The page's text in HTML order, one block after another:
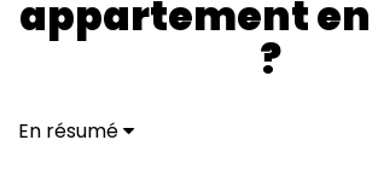
appartement en
?
En résumé